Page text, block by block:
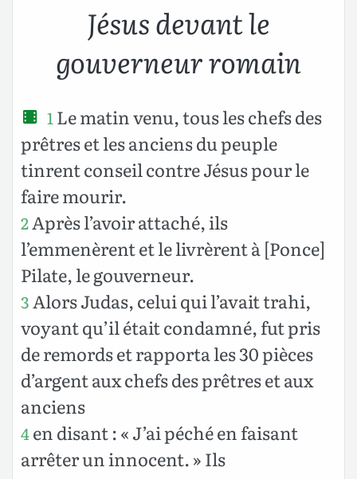
Jésus devant le
gouverneur romain
1 Le matin venu, tous les chefs des
prêtres et les anciens du peuple
tinrent conseil contre Jésus pour le
faire mourir.
2Après l’avoir attaché, ils
l’emmenèrent et le livrèrent à [Ponce]
Pilate, le gouverneur.
3Alors Judas, celui qui l’avait trahi,
voyant qu’il était condamné, fut pris
de remords et rapporta les 30 pièces
d’argent aux chefs des prêtres et aux
anciens
4en disant : « J’ai péché en faisant
arrêter un innocent. » Ils